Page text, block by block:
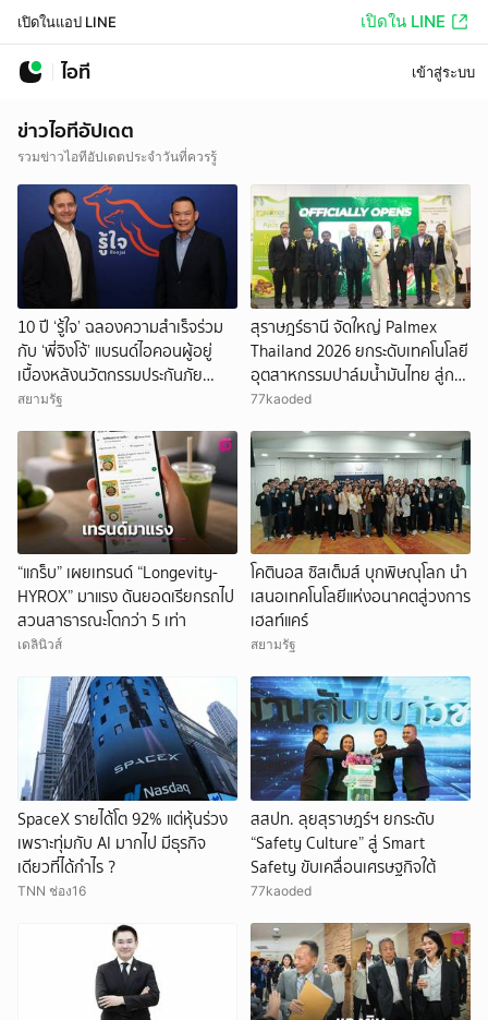
เปิดในแอป LINE เปิดใน LINE
ไอที เข้าสู่ระบบ
ข่าวไอทีอัปเดต
รวมข่าวไอทีอัปเดตประจำวันที่ควรรู้
10 ปี ‘รู้ใจ’ ฉลองความสำเร็จร่วม
กับ ‘พี่จิงโจ้’ แบรนด์ไอคอนผู้อยู่
เบื้องหลังนวัตกรรมประกันภัย
ดิจิทัล
สยามรัฐ
สุราษฎร์ธานี จัดใหญ่ Palmex
Thailand 2026 ยกระดับเทคโนโลยี
อุตสาหกรรมปาล์มน้ำมันไทย สู่การ
เติบโตยั่งยืน
77kaoded
“แกร็บ” เผยเทรนด์ “Longevity-
HYROX” มาแรง ดันยอดเรียกรถไป
สวนสาธารณะโตกว่า 5 เท่า
เดลินิวส์
โคตินอส ซิสเต็มส์ บุกพิษณุโลก นำ
เสนอเทคโนโลยีแห่งอนาคตสู่วงการ
เฮลท์แคร์
สยามรัฐ
SpaceX รายได้โต 92% แต่หุ้นร่วง
เพราะทุ่มกับ AI มากไป มีธุรกิจ
เดียวที่ได้กำไร ?
TNN ช่อง16
สสปท. ลุยสุราษฎร์ฯ ยกระดับ
“Safety Culture” สู่ Smart
Safety ขับเคลื่อนเศรษฐกิจใต้
77kaoded